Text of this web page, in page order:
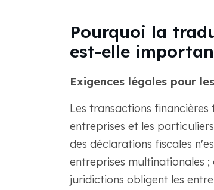
Pourquoi la
est-elle
Exigences légales pour
Les transactions
entreprises et les
des déclarations fiscales
entreprises multinationales
juridictions obligent les